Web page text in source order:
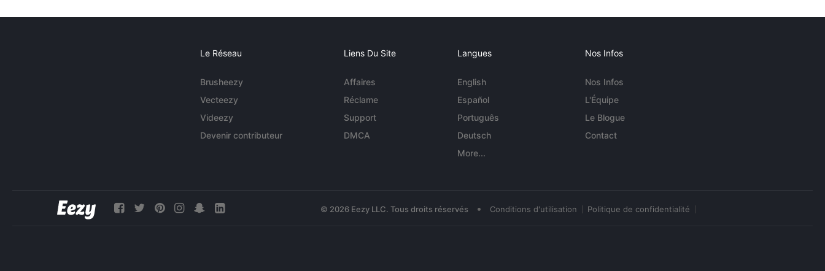
Le Réseau
Brusheezy
Vecteezy
Videezy
Devenir contributeur
Liens Du Site
Affaires
Réclame
Support
DMCA
Langues
English
Español
Português
Deutsch
More...
Nos Infos
Nos Infos
L'Équipe
Le Blogue
Contact
© 2026 Eezy LLC. Tous droits réservés • Conditions d'utilisation Politique de confidentialité